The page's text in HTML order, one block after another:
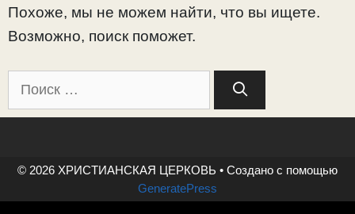
Похоже, мы не можем найти, что вы ищете.
Возможно, поиск поможет.
Поиск:
© 2026 ХРИСТИАНСКАЯ ЦЕРКОВЬ • Создано с помощью
GeneratePress